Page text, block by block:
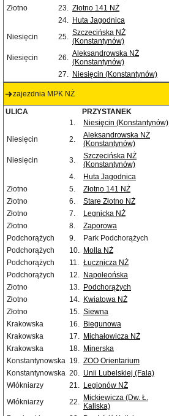
Złotno
23. Złotno 141 NŻ
24. Huta Jagodnica
Niesięcin
25. Szczecińska NŻ
(Konstantynów)
Niesięcin
26. Aleksandrowska NŻ
(Konstantynów)
27. Niesięcin (Konstantynów)
zajezdnia MPK NŻ
ULICA PRZYSTANEK
1.
Niesięcin (Konstantynów)
Niesięcin
2.
Aleksandrowska NŻ
(Konstantynów)
Niesięcin
3.
Szczecińska NŻ
(Konstantynów)
4.
Huta Jagodnica
Złotno
5. Złotno 141 NŻ
Złotno
6. Stare Złotno NŻ
Złotno
7. Legnicka NŻ
Złotno
8. Zaporowa
Podchorążych
9.
Park Podchorążych
Podchorążych
10. Molla NŻ
Podchorążych
11. Łucznicza NŻ
Podchorążych
12. Napoleońska
Złotno
13. Podchorążych
Złotno
14. Kwiatowa NŻ
Złotno
15. Siewna
Krakowska
16. Biegunowa
Krakowska
17. Michałowicza NŻ
Krakowska
18. Minerska
Konstantynowska 19. ZOO Orientarium
Konstantynowska 20. Unii Lubelskiej (Fala)
Włókniarzy
21. Legionów NŻ
Włókniarzy
22. Mickiewicza (Dw. Ł.
Kaliska)